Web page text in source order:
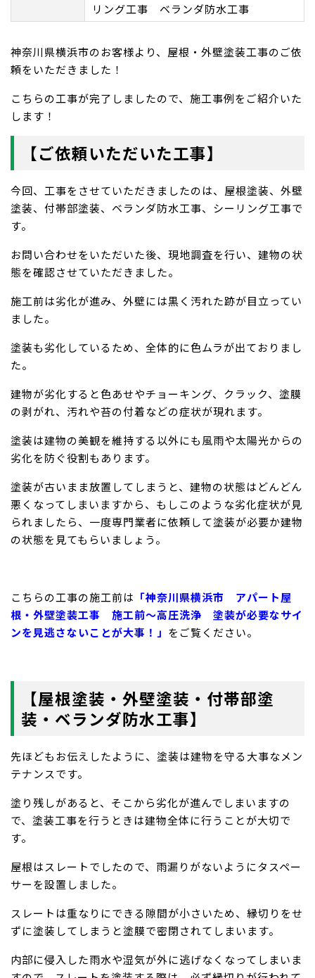
リング工事 ベランダ防水工事
神奈川県横浜市のお客様より、屋根・外壁塗装工事のご依
頼をいただきました！
こちらの工事が完了しましたので、施工事例をご紹介いた
します！
【ご依頼いただいた工事】
今回、工事をさせていただきましたのは、屋根塗装、外壁
塗装、付帯部塗装、ベランダ防水工事、シーリング工事で
す。
お問い合わせをいただいた後、現地調査を行い、建物の状
態を確認させていただきました。
施工前は劣化が進み、外壁には黒く汚れた跡が目立ってい
ました。
塗装も劣化しているため、全体的に色ムラが出ておりまし
た。
建物が劣化すると色あせやチョーキング、クラック、塗膜
の剥がれ、汚れや苔の付着などの症状が現れます。
塗装は建物の美観を維持する以外にも風雨や太陽光からの
劣化を防ぐ役割もあります。
塗装が古いまま放置してしまうと、建物の状態はどんどん
悪くなってしまいますから、もしこのような劣化症状が見
られましたら、一度専門業者に依頼して塗装が必要か建物
の状態を見てもらいましょう。
こちらの工事の施工前は 「神奈川県横浜市 アパート屋
根・外壁塗装工事 施工前〜高圧洗浄 塗装が必要なサイ
ンを見逃さないことが大事！」 をご覧ください。
【屋根塗装・外壁塗装・付帯部塗
装・ベランダ防水工事】
先ほどもお伝えしたように、塗装は建物を守る大事なメン
テナンスです。
塗り残しがあると、そこから劣化が進んでしまいますの
で、塗装工事を行うときは建物全体に行うことが大切で
す。
屋根はスレートでしたので、雨漏りがないようにタスペー
サーを設置しました。
スレートは重なりにできる隙間が小さいため、縁切りをせ
ずに塗装してしまうと塗膜で密閉されてしまいます。
内部に侵入した雨水や湿気が外に逃げなくなってしまいま